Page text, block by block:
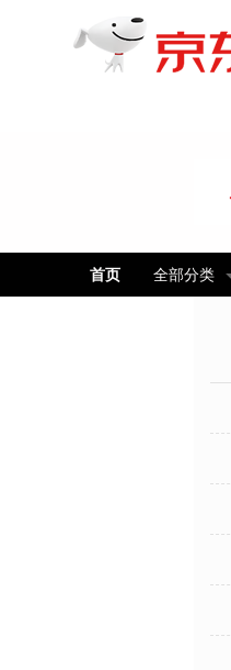
首页 全部分类